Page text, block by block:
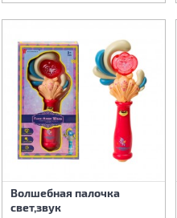
Волшебная палочка
свет,звук